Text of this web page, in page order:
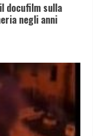
docufilm sulla
negli anni